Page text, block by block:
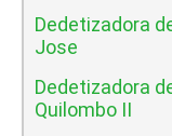
Dedetizadora
Jose
Dedetizadora
Quilombo II